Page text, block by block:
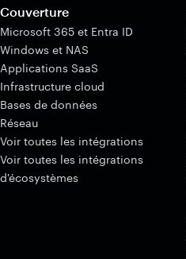
Couverture
Microsoft 365 et Entra ID
Windows et NAS
Applications SaaS
Infrastructure cloud
Bases de données
Réseau
Voir toutes les intégrations
Voir toutes les intégrations
d'écosystèmes